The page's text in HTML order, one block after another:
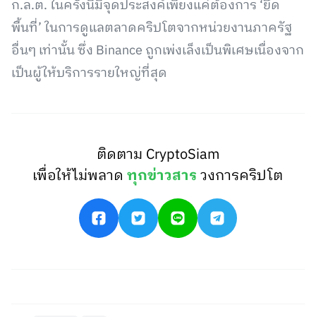
ก.ล.ต. ในครั้งนี้มีจุดประสงค์เพียงแค่ต้องการ ‘ยึด
พื้นที่’ ในการดูแลตลาดคริปโตจากหน่วยงานภาครัฐ
อื่นๆ เท่านั้น ซึ่ง Binance ถูกเพ่งเล็งเป็นพิเศษเนื่องจาก
เป็นผู้ให้บริการรายใหญ่ที่สุด
ติดตาม CryptoSiam
เพื่อให้ไม่พลาดทุกข่าวสารวงการคริปโต